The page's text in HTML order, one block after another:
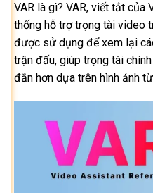
VAR là gì? VAR, viết tắt
thống hỗ trợ trọng tài video
được sử dụng để xem lại
trận đấu, giúp trọng tài
đắn hơn dựa trên hình ảnh